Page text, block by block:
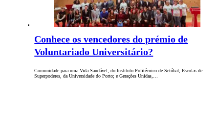
Conhece os vencedores do prémio de
Voluntariado Universitário?
Comunidade para uma Vida Saudável, do Instituto Politécnico de Setúbal; Escolas de
Superpoderes, da Universidade do Porto; e Gerações Unidas,…